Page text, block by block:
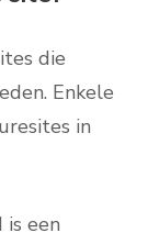
die
Enkele
in
is een